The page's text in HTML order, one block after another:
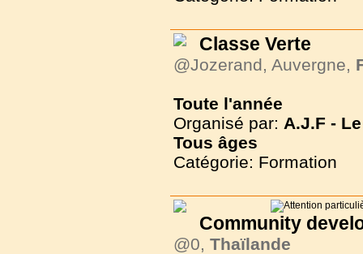
Classe Verte
@Jozerand, Auvergne,
Toute l'année
Organisé par: A.J.F -
Tous âges
Catégorie: Formation
Community
@0, Thaïlande